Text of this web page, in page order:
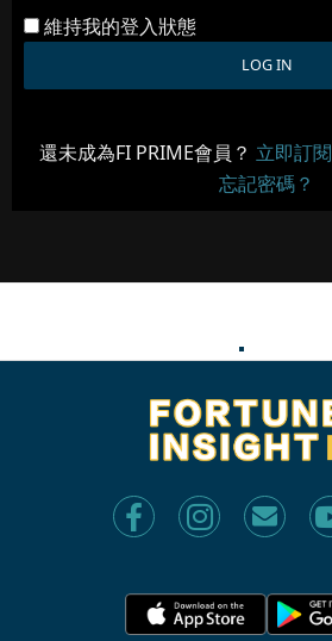
維持我的登入狀態
還未成為FI PRIME會員？ 立即訂閱
忘記密碼？